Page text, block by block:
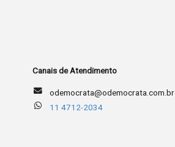
Canais de Atendimento
odemocrata@odemocrata.com.br
11 4712-2034